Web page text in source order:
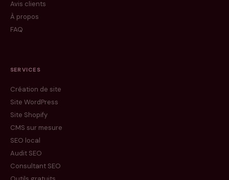
Avis clients
À propos
FAQ
SERVICES
Création de site
Site WordPress
Site Shopify
CMS sur mesure
SEO local
Audit SEO
Consultant SEO